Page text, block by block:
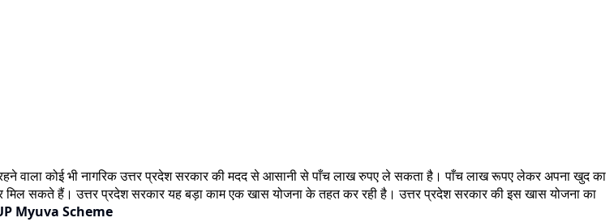
वाला कोई भी नागरिक उत्तर प्रदेश सरकार की मदद से आसानी से पाँच लाख रुपए ले सकता है। पाँच लाख रूपए लेकर अपना खुद का
मिल सकते हैं। उत्तर प्रदेश सरकार यह बड़ा काम एक खास योजना के तहत कर रही है। उत्तर प्रदेश सरकार की इस खास योजना का
Myuva Scheme